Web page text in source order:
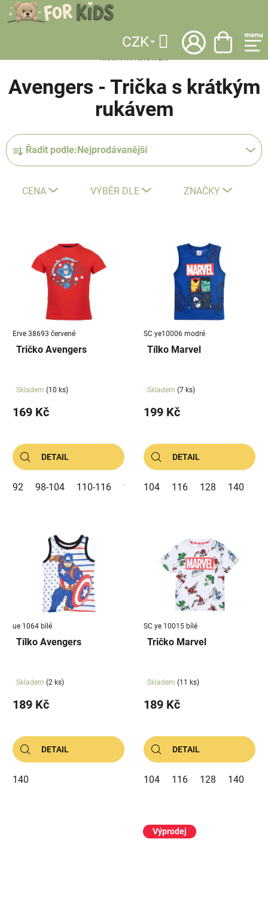
Přejít
na
CZK
Hledat
/ OBLEČENÍ TRIČKA
TRIČKA S
Avengers - Trička s krátkým
rukávem
Ř
a
Řadit podle: Nejprodávanější
CENA VÝBĚR DLE ZNAČKY
Erve 38693 červené
Tričko Avengers
Skladem (10 ks)
169 Kč
DETAIL
92 98-104 110-116 122-128
SC ye10006 modré
Tílko Marvel
Skladem (7 ks)
199 Kč
DETAIL
104 116 128 140
ue 1064 bílé
Tílko Avengers
Skladem (2 ks)
189 Kč
DETAIL
140
SC ye 10015 bílé
Tričko Marvel
Skladem (11 ks)
189 Kč
DETAIL
104 116 128 140
Výprodej